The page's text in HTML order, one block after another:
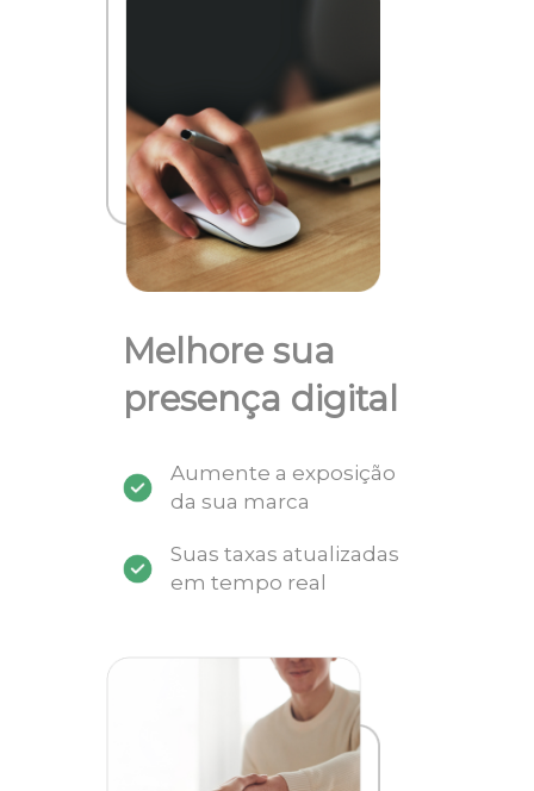
Melhore sua
presença digital
Aumente a exposição
da sua marca
Suas taxas atualizadas
em tempo real